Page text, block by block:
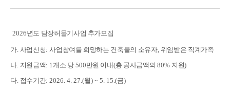
2026년도 담장허물기사업 추가모집
가. 사업신청:사업참여를 희망하는 건축물의 소유자, 위임받은 직계가족
나. 지원금액: 1개소 당 500만원 이내 (총 공사금액의 80% 지원)
다. 접수기간: 2026. 4. 27.(월) ~ 5. 15.(금)